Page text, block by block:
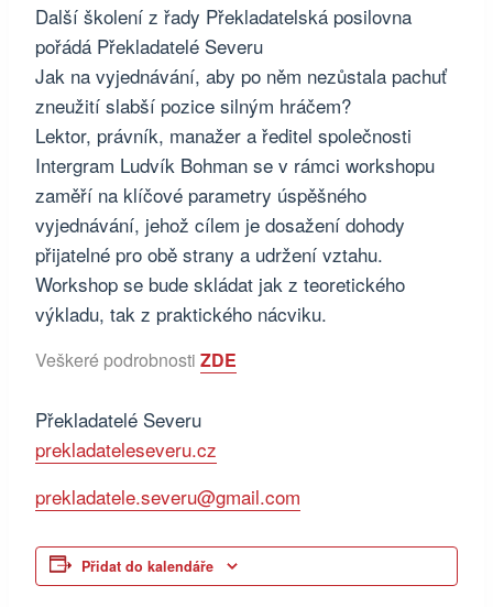
Další školení z řady Překladatelská posilovna
pořádá Překladatelé Severu
Jak na vyjednávání, aby po něm nezůstala pachuť
zneužití slabší pozice silným hráčem?
Lektor, právník, manažer a ředitel společnosti
Intergram Ludvík Bohman se v rámci workshopu
zaměří na klíčové parametry úspěšného
vyjednávání, jehož cílem je dosažení dohody
přijatelné pro obě strany a udržení vztahu.
Workshop se bude skládat jak z teoretického
výkladu, tak z praktického nácviku.
Veškeré podrobnosti ZDE
Překladatelé Severu
prekladateleseveru.cz
prekladatele.severu@gmail.com
Přidat do kalendáře